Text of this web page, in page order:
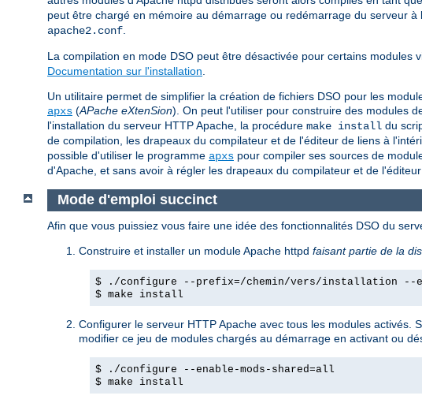
peut être chargé en mémoire au démarrage ou redémarrage du serveur à
apache2.conf
La compilation en mode DSO peut être désactivée pour certains modules
Documentation sur l'installation
Un utilitaire permet de simplifier la création de fichiers DSO pour les
apxs (APache eXtenSion). On peut l'utiliser pour construire des modules
l'installation du serveur HTTP Apache, la procédure make install du
de compilation, les drapeaux du compilateur et de l'éditeur de liens à
possible d'utiliser le programme apxs pour compiler ses sources de
d'Apache, et sans avoir à régler les drapeaux du compilateur et de
Mode d'emploi succinct
Afin que vous puissiez vous faire une idée des fonctionnalités DSO du
Construire et installer un module Apache httpd faisant partie de la
$ ./configure --prefix=/chemin/vers/installation --
$ make install
Configurer le serveur HTTP Apache avec tous les modules
modifier ce jeu de modules chargés au démarrage en activant ou
$ ./configure --enable-mods-shared=all
$ make install